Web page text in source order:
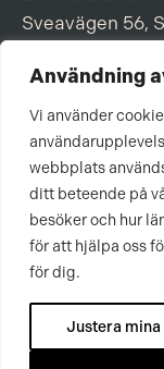
Användning
Vi använder
webbplats
ditt beteende på
besöker och hur
för att hjälpa oss
för dig.
Justera
Sveavägen 56,
Postadress